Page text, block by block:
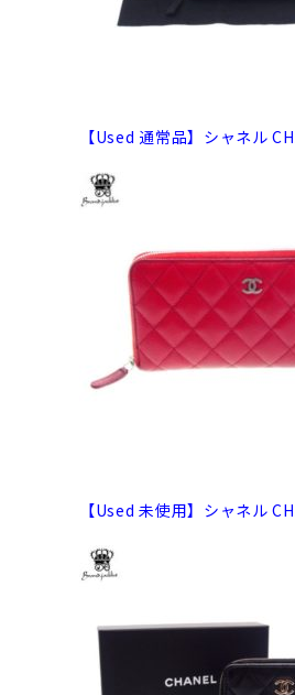
【Used 通常品】シャネル
【Used 未使用】シャネル